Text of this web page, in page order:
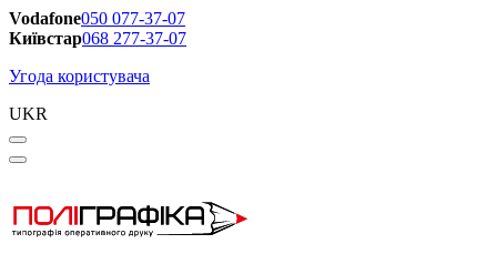
Vodafone050 077-37-07
Київстар068 277-37-07
Угода користувача
UKR